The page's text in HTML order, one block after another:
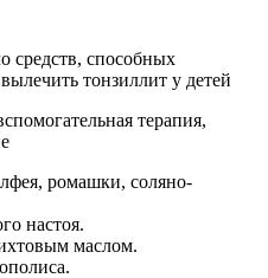
средств, способных
тонзиллит у детей
терапия,
ромашки, соляно-
настоя.
маслом.